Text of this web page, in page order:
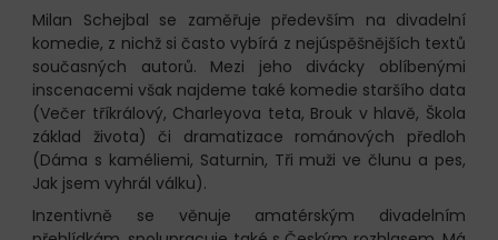
Milan Schejbal se zaměřuje především na divadelní
komedie, z nichž si často vybírá z nejúspěšnějších textů
současných autorů. Mezi jeho divácky oblíbenými
inscenacemi však najdeme také komedie staršího data
(Večer tříkrálový, Charleyova teta, Brouk v hlavě, Škola
základ života) či dramatizace románových předloh
(Dáma s kaméliemi, Saturnin, Tři muži ve člunu a pes,
Jak jsem vyhrál válku).
Inzentivně se věnuje amatérským divadelním